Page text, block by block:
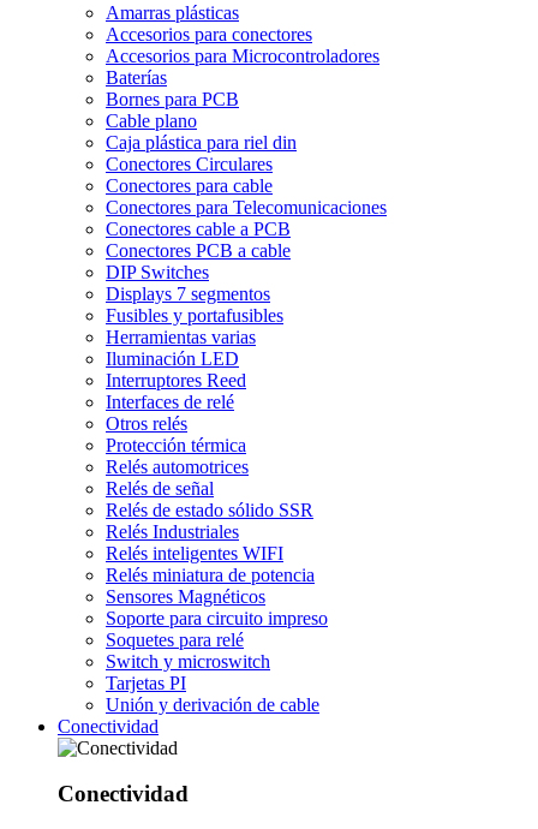
Amarras plásticas
Accesorios para conectores
Accesorios para Microcontroladores
Baterías
Bornes para PCB
Cable plano
Caja plástica para riel din
Conectores Circulares
Conectores para cable
Conectores para Telecomunicaciones
Conectores cable a PCB
Conectores PCB a cable
DIP Switches
Displays 7 segmentos
Fusibles y portafusibles
Herramientas varias
Iluminación LED
Interruptores Reed
Interfaces de relé
Otros relés
Protección térmica
Relés automotrices
Relés de señal
Relés de estado sólido SSR
Relés Industriales
Relés inteligentes WIFI
Relés miniatura de potencia
Sensores Magnéticos
Soporte para circuito impreso
Soquetes para relé
Switch y microswitch
Tarjetas PI
Unión y derivación de cable
Conectividad
Conectividad